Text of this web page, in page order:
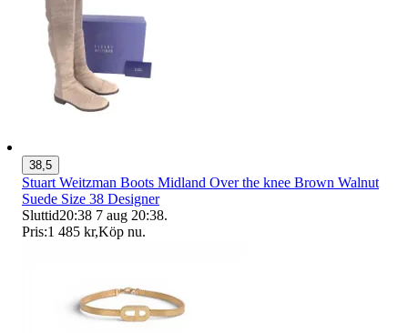
38,5
Stuart Weitzman Boots Midland Over the knee Brown Walnut
Suede Size 38 Designer
Sluttid20:38 7 aug 20:38.
Pris:1 485 kr,Köp nu.